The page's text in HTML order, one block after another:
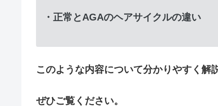
・正常とAGAのヘアサイクルの違い
このような内容について分かりやすく解
ぜひご覧ください。